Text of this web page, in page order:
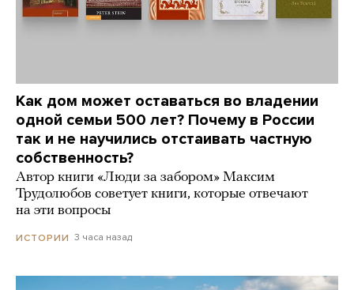
Как дом может оставаться во владении
одной семьи 500 лет? Почему в России
так и не научились отстаивать частную
собственность?
Автор книги «Люди за забором» Максим
Трудолюбов советует книги, которые отвечают
на эти вопросы
ИСТОРИИ 3 часа назад